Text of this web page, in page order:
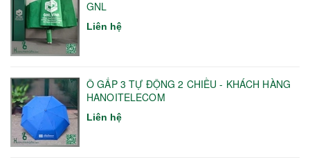
GNL
Liên hệ
Ô GẤP 3 TỰ ĐỘNG 2 CHIỀU - KHÁCH HÀNG
HANOITELECOM
Liên hệ